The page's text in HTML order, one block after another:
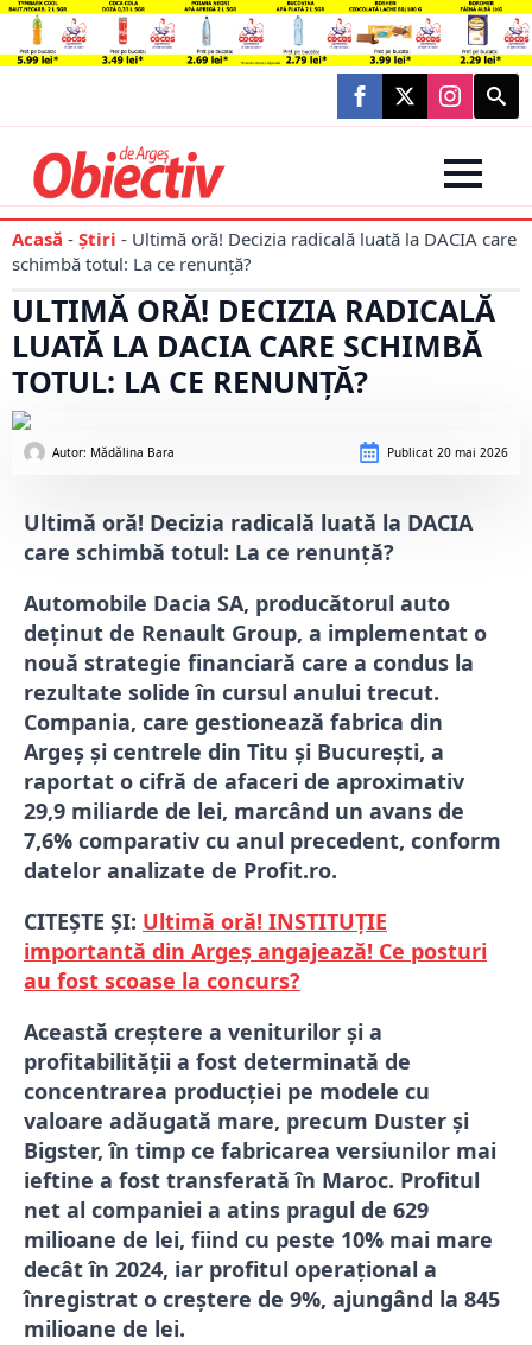
Search
for:
Acasă - Știri - Ultimă oră! Decizia radicală luată la DACIA care
schimbă totul: La ce renunță?
ULTIMĂ ORĂ! DECIZIA RADICALĂ
LUATĂ LA DACIA CARE SCHIMBĂ
TOTUL: LA CE RENUNȚĂ?
Autor: Mădălina Bara Publicat 20 mai 2026
Ultimă oră! Decizia radicală luată la DACIA
care schimbă totul: La ce renunță?
Automobile Dacia SA, producătorul auto
deținut de Renault Group, a implementat o
nouă strategie financiară care a condus la
rezultate solide în cursul anului trecut.
Compania, care gestionează fabrica din
Argeș și centrele din Titu și București, a
raportat o cifră de afaceri de aproximativ
29,9 miliarde de lei, marcând un avans de
7,6% comparativ cu anul precedent, conform
datelor analizate de Profit.ro.
CITEȘTE ȘI: Ultimă oră! INSTITUȚIE
importantă din Argeș angajează! Ce posturi
au fost scoase la concurs?
Această creștere a veniturilor și a
profitabilității a fost determinată de
concentrarea producției pe modele cu
valoare adăugată mare, precum Duster și
Bigster, în timp ce fabricarea versiunilor mai
ieftine a fost transferată în Maroc. Profitul
net al companiei a atins pragul de 629
milioane de lei, fiind cu peste 10% mai mare
decât în 2024, iar profitul operațional a
înregistrat o creștere de 9%, ajungând la 845
milioane de lei.